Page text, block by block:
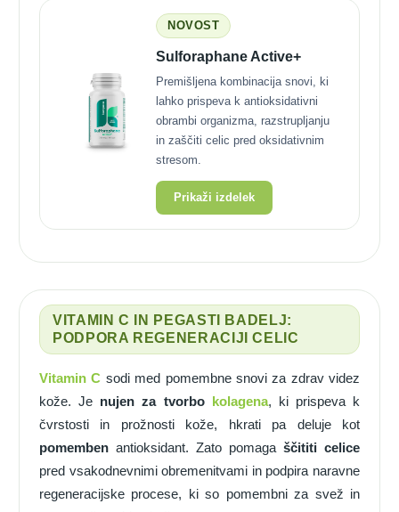
NOVOST
Sulforaphane Active+
Premišljena kombinacija snovi, ki
lahko prispeva k antioksidativni
obrambi organizma, razstrupljanju
in zaščiti celic pred oksidativnim
stresom.
Prikaži izdelek
VITAMIN C IN PEGASTI BADELJ:
PODPORA REGENERACIJI CELIC
Vitamin C sodi med pomembne snovi za zdrav videz
kože. Je nujen za tvorbo kolagena, ki prispeva k
čvrstosti in prožnosti kože, hkrati pa deluje kot
pomemben antioksidant. Zato pomaga ščititi celice
pred vsakodnevnimi obremenitvami in podpira naravne
regeneracijske procese, ki so pomembni za svež in